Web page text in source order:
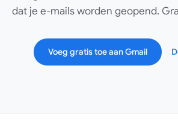
dat je e-mails worden geopend.
Voeg gratis toe aan Gmail